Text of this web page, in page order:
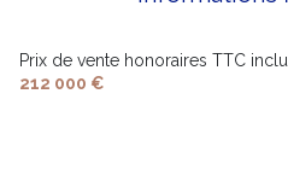
exposition Sud
Prix de vente honoraires TTC
212 000 €